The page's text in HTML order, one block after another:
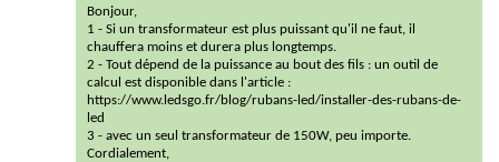
Bonjour,
1 - Si un transformateur est plus puissant qu'il ne faut, il
chauffera moins et durera plus longtemps.
2 - Tout dépend de la puissance au bout des fils : un outil de
calcul est disponible dans l'article :
https://www.ledsgo.fr/blog/rubans-led/installer-des-rubans-de-
led
3 - avec un seul transformateur de 150W, peu importe.
Cordialement,